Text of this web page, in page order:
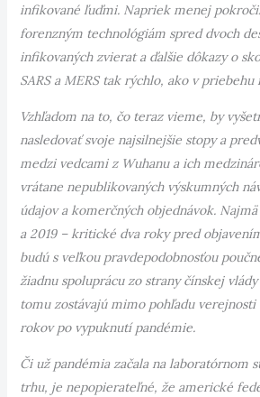
infikované ľuďmi. Napriek menej
forenzným technológiám spred dvoch
infikovaných zvierat a ďalšie dôkazy o
SARS a MERS tak rýchlo, ako v
Vzhľadom na to, čo teraz vieme, by
nasledovať svoje najsilnejšie stopy a
medzi vedcami z Wuhanu a ich
vrátane nepublikovaných výskumných
údajov a komerčných objednávok.
a 2019 – kritické dva roky pred
budú s veľkou pravdepodobnosťou
žiadnu spoluprácu zo strany čínskej
tomu zostávajú mimo pohľadu verejnosti
rokov po vypuknutí pandémie.
Či už pandémia začala na laboratórnom
trhu, je nepopierateľné, že americké